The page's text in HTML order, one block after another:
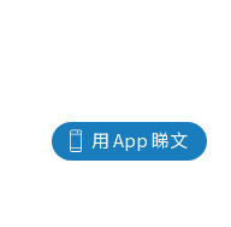
用 App 睇文